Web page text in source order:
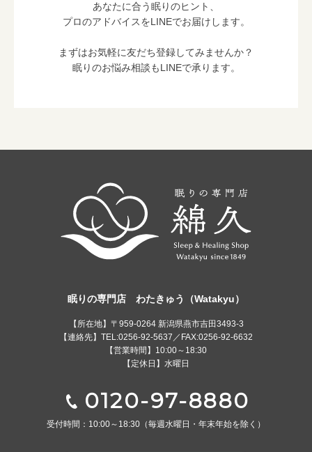
あなたに合う眠りのヒント、
プロのアドバイスをLINEでお届けします。
まずはお気軽に友だち登録してみませんか？
眠りのお悩み相談もLINEで承ります。
眠りの専門店 わたきゅう（Watakyu）
【所在地】〒959-0264 新潟県燕市吉田3493-3
【連絡先】TEL:0256-92-5637／FAX:0256-92-6632
【営業時間】10:00～18:30
【定休日】水曜日
0120-97-8880
受付時間：10:00～18:30 （毎週水曜日・年末年始を除く）